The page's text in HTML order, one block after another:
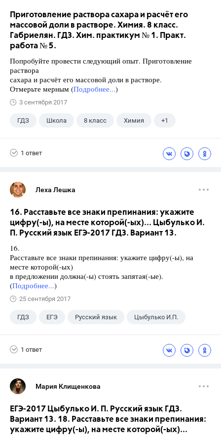
Приготовление раствора сахара и расчёт его
массовой доли в растворе. Химия. 8 класс.
Габриелян. ГДЗ. Хим. практикум № 1. Практ.
работа № 5.
Попробуйте провести следующий опыт. Приготовление
раствора
сахара и расчёт его массовой доли в растворе.
Отмерьте мерным (Подробнее...)
3 сентября 2017
ГДЗ Школа 8 класс Химия +1
1 ответ
Леха Лешка
16. Расставьте все знаки препинания: укажите
цифру(-ы), на месте которой(-ых)... Цыбулько И.
П. Русский язык ЕГЭ-2017 ГДЗ. Вариант 13.
16.
Расставьте все знаки препинания: укажите цифру(-ы), на
месте которой(-ых)
в предложении должна(-ы) стоять запятая(-ые).
(Подробнее...)
25 сентября 2017
ГДЗ ЕГЭ Русский язык Цыбулько И.П.
1 ответ
Мария Клищенкова
ЕГЭ-2017 Цыбулько И. П. Русский язык ГДЗ.
Вариант 13. 18. Расставьте все знаки препинания:
укажите цифру(-ы), на месте которой(-ых)...